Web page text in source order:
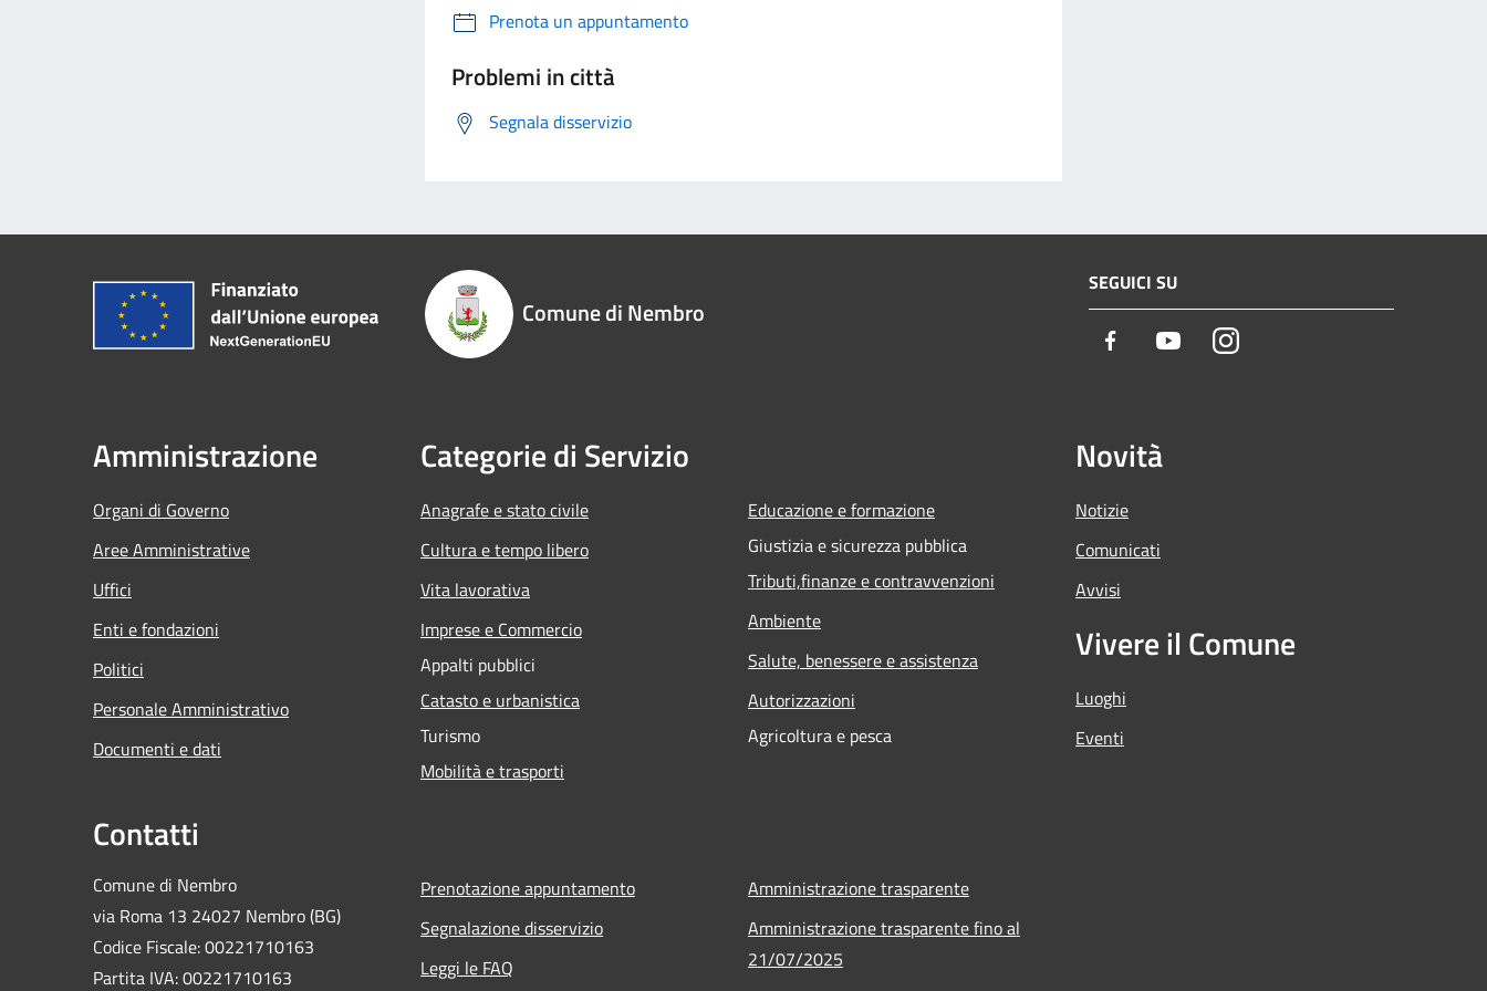
Prenota un appuntamento
Problemi in città
Segnala disservizio
Comune di Nembro
SEGUICI SU
Facebook YoutubeInstagram
Amministrazione
Organi di Governo
Aree Amministrative
Uffici
Enti e fondazioni
Politici
Personale Amministrativo
Documenti e dati
Categorie di Servizio
Anagrafe e stato civile
Cultura e tempo libero
Vita lavorativa
Imprese e Commercio
Appalti pubblici
Catasto e urbanistica
Turismo
Mobilità e trasporti
Educazione e formazione
Giustizia e sicurezza pubblica
Tributi,finanze e contravvenzioni
Ambiente
Salute, benessere e assistenza
Autorizzazioni
Agricoltura e pesca
Novità
Notizie
Comunicati
Avvisi
Vivere il Comune
Luoghi
Eventi
Contatti
Comune di Nembro
via Roma 13 24027 Nembro (BG)
Codice Fiscale: 00221710163
Partita IVA: 00221710163
Prenotazione appuntamento
Segnalazione disservizio
Leggi le FAQ
Amministrazione trasparente
Amministrazione trasparente fino al
21/07/2025